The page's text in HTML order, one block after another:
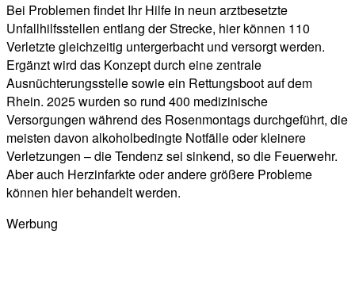
Bei Problemen findet Ihr Hilfe in neun arztbesetzte
Unfallhilfsstellen entlang der Strecke, hier können 110
Verletzte gleichzeitig untergerbacht und versorgt werden.
Ergänzt wird das Konzept durch eine zentrale
Ausnüchterungsstelle sowie ein Rettungsboot auf dem
Rhein. 2025 wurden so rund 400 medizinische
Versorgungen während des Rosenmontags durchgeführt, die
meisten davon alkoholbedingte Notfälle oder kleinere
Verletzungen – die Tendenz sei sinkend, so die Feuerwehr.
Aber auch Herzinfarkte oder andere größere Probleme
können hier behandelt werden.
Werbung